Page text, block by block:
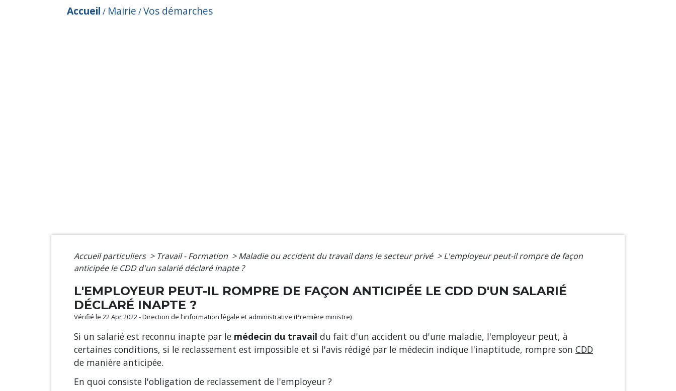
Accueil / Mairie /Vos démarches
Accueil particuliers > Travail - Formation > Maladie ou accident du travail dans le secteur privé > L'employeur peut-il rompre de façon
anticipée le CDD d'un salarié déclaré inapte ?
L'EMPLOYEUR PEUT-IL ROMPRE DE FAÇON ANTICIPÉE LE CDD D'UN SALARIÉ
DÉCLARÉ INAPTE ?
Vérifié le 22 Apr 2022 - Direction de l'information légale et administrative (Première ministre)
Si un salarié est reconnu inapte par le médecin du travail du fait d'un accident ou d'une maladie, l'employeur peut, à
certaines conditions, si le reclassement est impossible et si l'avis rédigé par le médecin indique l'inaptitude, rompre son CDD
de manière anticipée.
En quoi consiste l'obligation de reclassement de l'employeur ?